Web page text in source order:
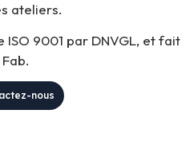
ateliers.
9001 par DNVGL, et fait
nous